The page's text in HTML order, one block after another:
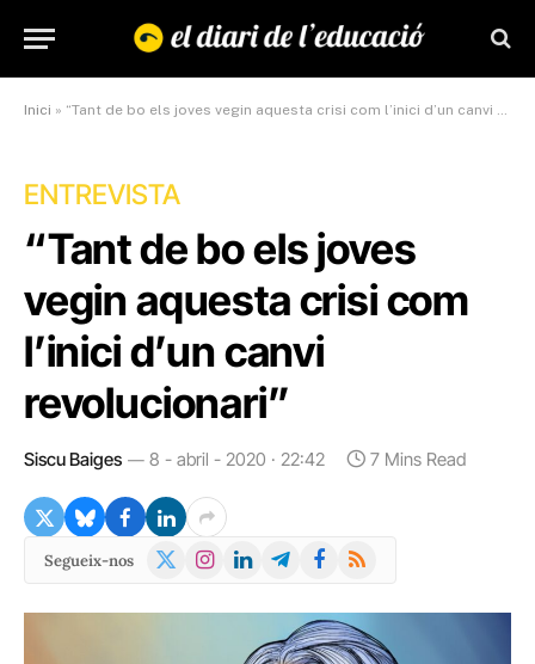
Inici » “Tant de bo els joves vegin aquesta crisi com l’inici d’un canvi revolucionari”
ENTREVISTA
“Tant de bo els joves
vegin aquesta crisi com
l’inici d’un canvi
revolucionari”
Siscu Baiges 8 - abril - 2020 · 22:42 7 Mins Read
Segueix-nos
X
Instagram
LinkedInTelegramFacebook
RSS